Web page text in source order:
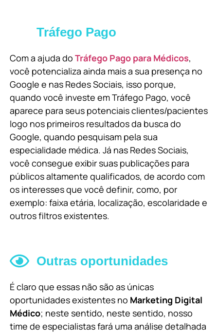
Tráfego Pago
Com a ajuda do Tráfego Pago para Médicos,
você potencializa ainda mais a sua presença no
Google e nas Redes Sociais, isso porque,
quando você investe em Tráfego Pago, você
aparece para seus potenciais clientes/pacientes
logo nos primeiros resultados da busca do
Google, quando pesquisam pela sua
especialidade médica. Já nas Redes Sociais,
você consegue exibir suas publicações para
públicos altamente qualificados, de acordo com
os interesses que você definir, como, por
exemplo: faixa etária, localização, escolaridade e
outros filtros existentes.
Outras oportunidades
É claro que essas não são as únicas
oportunidades existentes no Marketing Digital
Médico; neste sentido, neste sentido, nosso
time de especialistas fará uma análise detalhada